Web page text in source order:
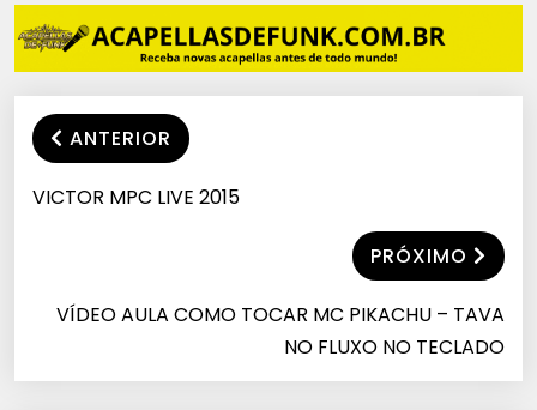
ANTERIOR
VICTOR MPC LIVE 2015
PRÓXIMO
VÍDEO AULA COMO TOCAR MC PIKACHU – TAVA
NO FLUXO NO TECLADO